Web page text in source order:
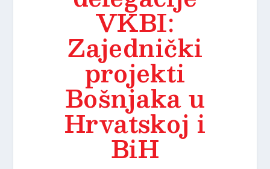
VKBI:
Zajednički
projekti
Bošnjaka u
Hrvatskoj i
BiH